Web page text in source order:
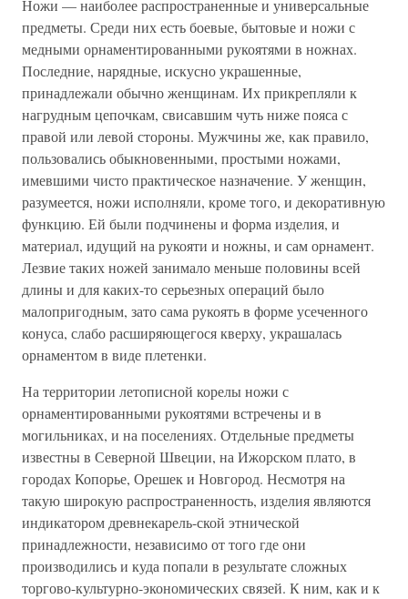
Ножи — наиболее распространенные и универсальные
предметы. Среди них есть боевые, бытовые и ножи с
медными орнаментированными рукоятями в ножнах.
Последние, нарядные, искусно украшенные,
принадлежали обычно женщинам. Их прикрепляли к
нагрудным цепочкам, свисавшим чуть ниже пояса с
правой или левой стороны. Мужчины же, как правило,
пользовались обыкновенными, простыми ножами,
имевшими чисто практическое назначение. У женщин,
разумеется, ножи исполняли, кроме того, и декоративную
функцию. Ей были подчинены и форма изделия, и
материал, идущий на рукояти и ножны, и сам орнамент.
Лезвие таких ножей занимало меньше половины всей
длины и для каких-то серьезных операций было
малопригодным, зато сама рукоять в форме усеченного
конуса, слабо расширяющегося кверху, украшалась
орнаментом в виде плетенки.
На территории летописной корелы ножи с
орнаментированными рукоятями встречены и в
могильниках, и на поселениях. Отдельные предметы
известны в Северной Швеции, на Ижорском плато, в
городах Копорье, Орешек и Новгород. Несмотря на
такую широкую распространенность, изделия являются
индикатором древнекарель-ской этнической
принадлежности, независимо от того где они
производились и куда попали в результате сложных
торгово-культурно-экономических связей. К ним, как и к